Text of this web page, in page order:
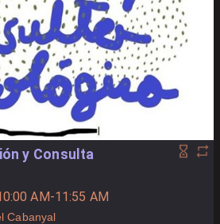
y Consulta
AM-11:55 AM
Cabanyal